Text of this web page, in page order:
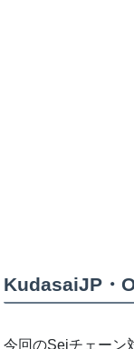
KudasaiJP・
今回のSeiチェーン